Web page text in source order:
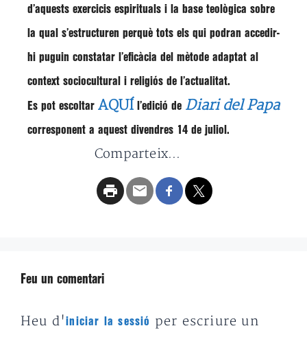
d’aquests exercicis espirituals i la base teològica sobre
la qual s’estructuren perquè tots els qui podran accedir-
hi puguin constatar l’eficàcia del mètode adaptat al
context sociocultural i religiós de l’actualitat.
Es pot escoltar AQUÍ l’edició de Diari del Papa
corresponent a aquest divendres 14 de juliol.
Comparteix...
Feu un comentari
Heu d'iniciar la sessió
per escriure un